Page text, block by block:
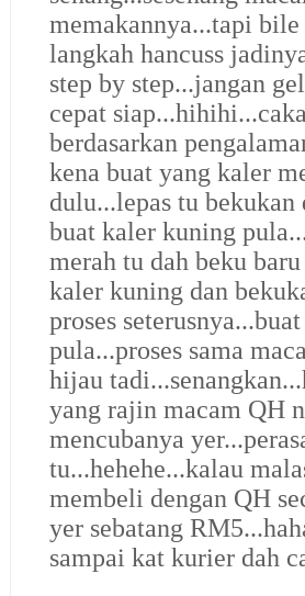
memakannya...tapi
langkah hancuss
step by step...jangan
cepat
berdasarkan
kena buat yang kaler
dulu...lepas tu bekukan
buat kaler kuning
merah tu dah beku
kaler kuning dan
proses
pula...proses sama
hijau
yang rajin macam QH
mencubanya
tu...hehehe...kalau
membeli dengan QH
yer sebatang
sampai kat kurier dah